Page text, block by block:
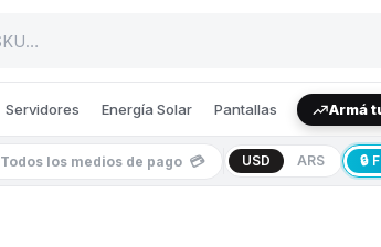
Servidores Energía Solar Pantallas Armá
Todos los medios de pago 💳 USD ARS 🔒